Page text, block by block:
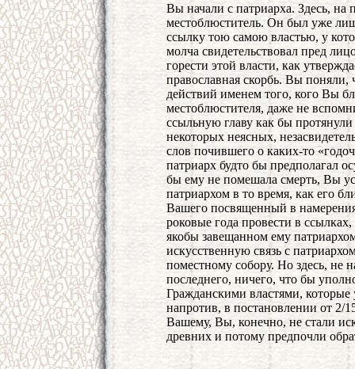
Вы начали с патриарха. Здесь, на
местоблюститель. Он был уже
ссылку тою самою властью, у
молча свидетельствовал пред
горести этой власти, как
православная скорбь. Вы
действий именем того, кого Вы
местоблюстителя, даже не
ссыльную главу как бы
некоторых неясных,
слов почившего о каких-то
патриарх будто бы предполагал
бы ему не помешала смерть, Вы
патриархом в то время, как его
Вашего посвященный в
роковые года провести в
якобы завещанном ему
искусственную связь с
поместному собору. Но здесь, не
последнего, ничего, что бы
Гражданскими властями,
напротив, в постановлении от 2/
Вашему, Вы, конечно, не стали
древних и потому предпочли